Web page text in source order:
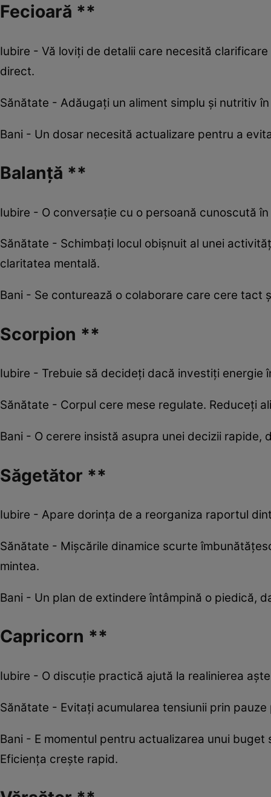
Fecioară **
Iubire - Vă loviți de detalii care necesită
direct.
Sănătate - Adăugați un aliment simplu și nutritiv
Bani - Un dosar necesită actualizare pentru a
Balanță **
Iubire - O conversație cu o persoană cunoscută
Sănătate - Schimbați locul obișnuit al unei
claritatea mentală.
Bani - Se conturează o colaborare care cere tact
Scorpion **
Iubire - Trebuie să decideți dacă investiți
Sănătate - Corpul cere mese regulate. Reduceți
Bani - O cerere insistă asupra unei decizii
Săgetător **
Iubire - Apare dorința de a reorganiza raportul
Sănătate - Mișcările dinamice scurte
mintea.
Bani - Un plan de extindere întâmpină o piedică,
Capricorn **
Iubire - O discuție practică ajută la realinierea
Sănătate - Evitați acumularea tensiunii prin
Bani - E momentul pentru actualizarea unui
Eficiența crește rapid.